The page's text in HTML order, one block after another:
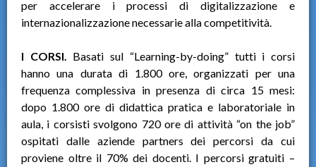
per accelerare i processi di digitalizzazione e
internazionalizzazione necessarie alla competitività.
I CORSI. Basati sul “Learning-by-doing” tutti i corsi
hanno una durata di 1.800 ore, organizzati per una
frequenza complessiva in presenza di circa 15 mesi:
dopo 1.800 ore di didattica pratica e laboratoriale in
aula, i corsisti svolgono 720 ore di attività “on the job”
ospitati dalle aziende partners dei percorsi da cui
proviene oltre il 70% dei docenti. I percorsi gratuiti –